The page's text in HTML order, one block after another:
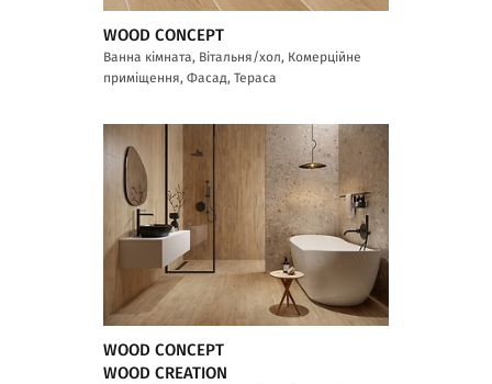
WOOD CONCEPT
Ванна кімната, Вітальня/хол, Комерційне
приміщення, Фасад, Тераса
WOOD CONCEPT
WOOD CREATION